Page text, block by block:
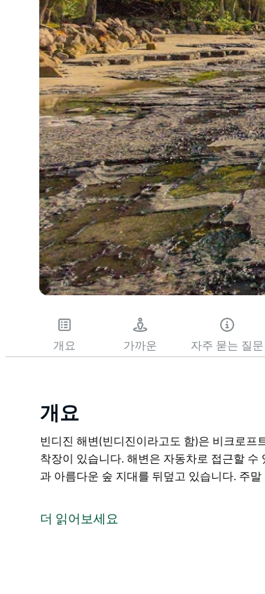
개요 가까운 자주 묻는 질문
개요
빈디진 해변(빈디진이라고도 함)은 비크로프
착장이 있습니다. 해변은 자동차로 접근할
과 아름다운 숲 지대를 뒤덮고 있습니다. 주
착장이 있습니다. 해변은 자동차로 접근할 수
더 읽어보세요